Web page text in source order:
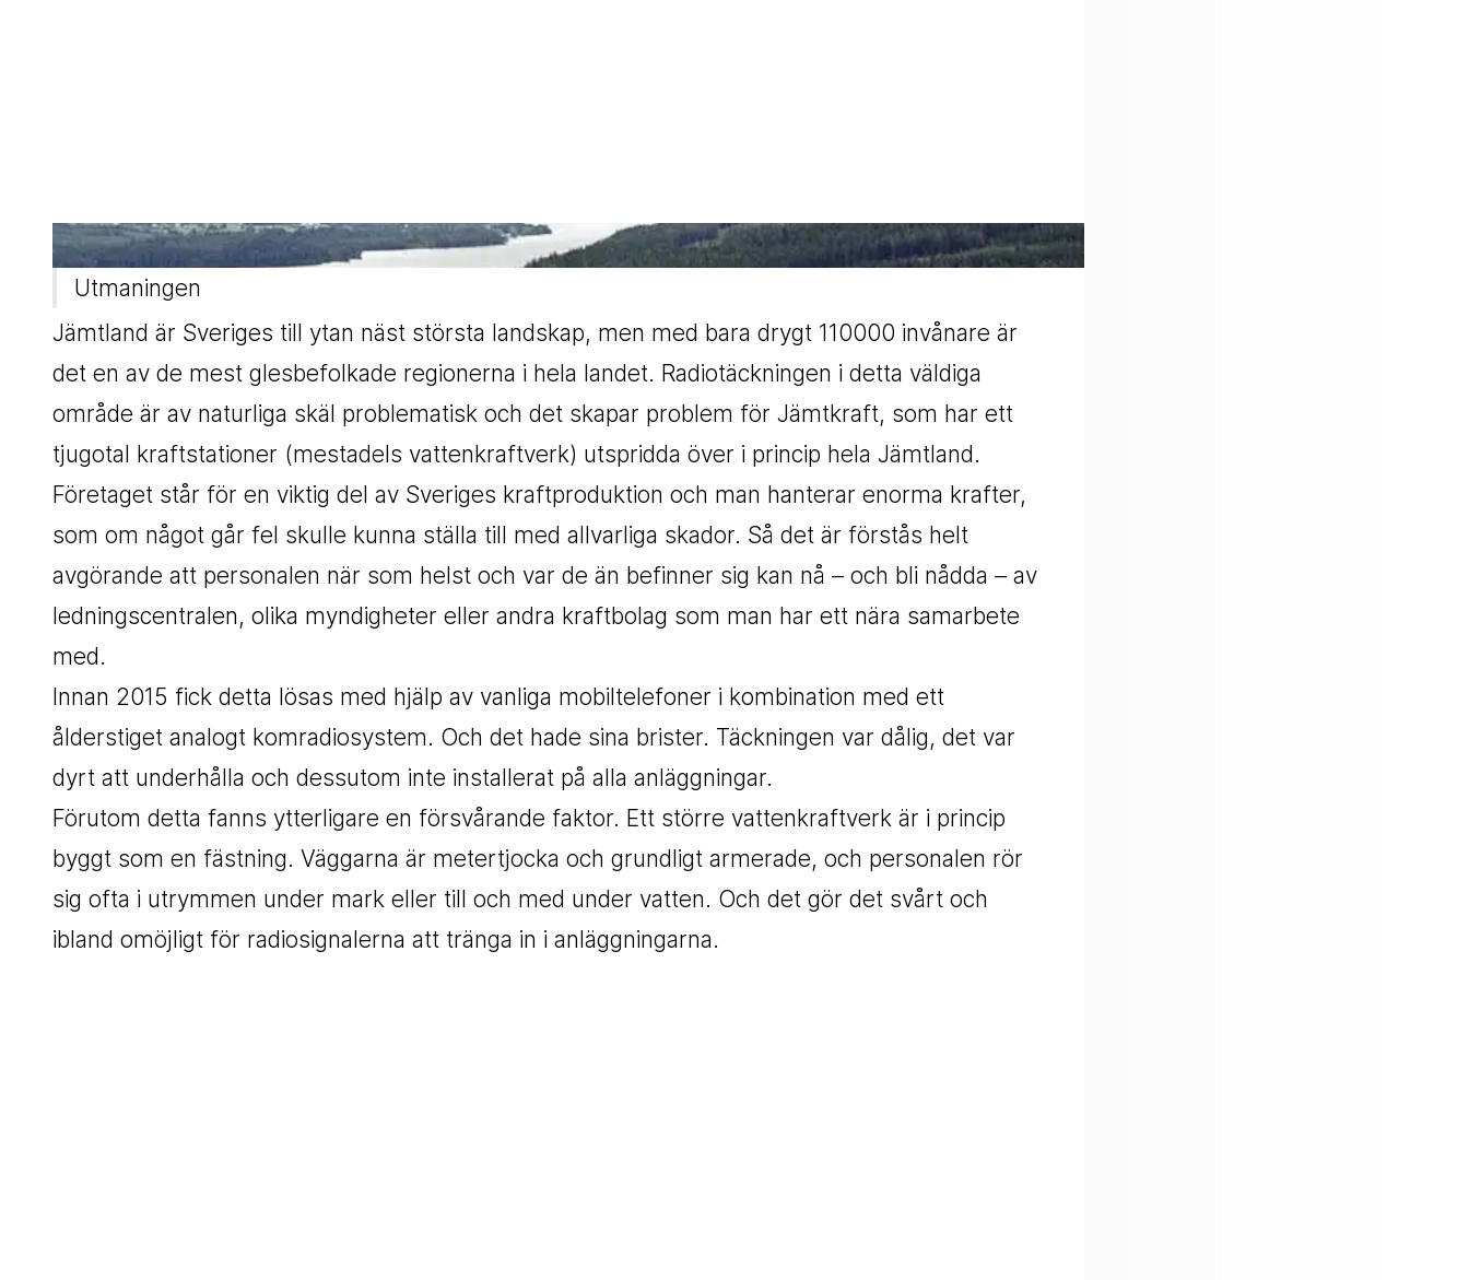
Utmaningen
Jämtland är Sveriges till ytan näst största landskap, men med bara drygt 110000 invånare är
det en av de mest glesbefolkade regionerna i hela landet. Radiotäckningen i detta väldiga
område är av naturliga skäl problematisk och det skapar problem för Jämtkraft, som har ett
tjugotal kraftstationer (mestadels vattenkraftverk) utspridda över i princip hela Jämtland.
Företaget står för en viktig del av Sveriges kraftproduktion och man hanterar enorma krafter,
som om något går fel skulle kunna ställa till med allvarliga skador. Så det är förstås helt
avgörande att personalen när som helst och var de än befinner sig kan nå – och bli nådda – av
ledningscentralen, olika myndigheter eller andra kraftbolag som man har ett nära samarbete
med.
Innan 2015 fick detta lösas med hjälp av vanliga mobiltelefoner i kombination med ett
ålderstiget analogt komradiosystem. Och det hade sina brister. Täckningen var dålig, det var
dyrt att underhålla och dessutom inte installerat på alla anläggningar.
Förutom detta fanns ytterligare en försvårande faktor. Ett större vattenkraftverk är i princip
byggt som en fästning. Väggarna är metertjocka och grundligt armerade, och personalen rör
sig ofta i utrymmen under mark eller till och med under vatten. Och det gör det svårt och
ibland omöjligt för radiosignalerna att tränga in i anläggningarna.